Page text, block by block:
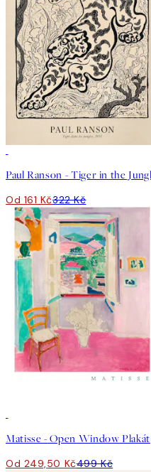
Od 161 Kč322 Kč
Matisse - Open Window Plakát
Od 249,50 Kč499 Kč